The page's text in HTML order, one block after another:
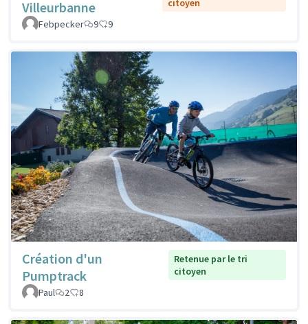
Villeurbanne
citoyen
Febpecker
9 9
Création d'un
Pumptrack
Retenue par le tri
citoyen
Paul
2 8